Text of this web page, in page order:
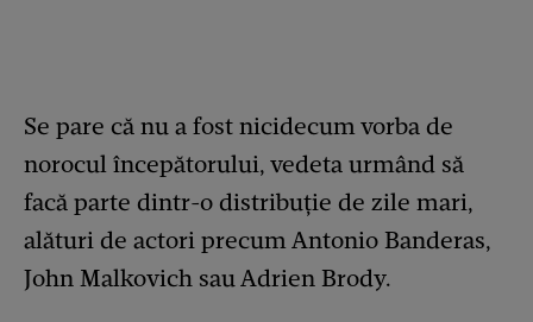
Se pare că nu a fost nicidecum vorba de
norocul începătorului, vedeta urmând să
facă parte dintr-o distribuție de zile mari,
alături de actori precum Antonio Banderas,
John Malkovich sau Adrien Brody.